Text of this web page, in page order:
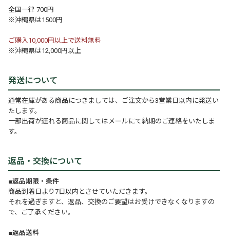
全国一律 700円
※沖縄県は1500円
ご購入10,000円以上で送料無料
※沖縄県は12,000円以上
発送について
通常在庫がある商品につきましては、ご注文から3営業日以内に発送い
たします。
一部出荷が遅れる商品に関してはメールにて納期のご連絡をいたしま
す。
返品・交換について
■返品期限・条件
商品到着日より7日以内とさせていただきます。
それを過ぎますと、返品、交換のご要望はお受けできなくなりますの
で、ご了承ください。
■返品送料